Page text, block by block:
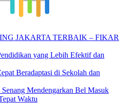
JAKARTA TERBAIK – FIKAR
yang Lebih Efektif dan
Beradaptasi di Sekolah dan
Mendengarkan Bel Masuk
Waktu